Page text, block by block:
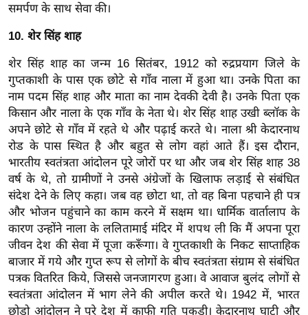
ले
न
शि
प
रा
ज
नी
ति
वि
श्ले
ष
ण
स
म
सा
म
समर्पण के साथ सेवा की।
10. शेर सिंह शाह
शेर सिंह शाह का जन्म 16 सितंबर, 1912 को रुद्रप्रयाग जिले के
गुप्तकाशी के पास एक छोटे से गाँव नाला में हुआ था। उनके पिता का
नाम पदम सिंह शाह और माता का नाम देवकी देवी है। उनके पिता एक
किसान और नाला के एक गाँव के नेता थे। शेर सिंह शाह उखी ब्लॉक के
अपने छोटे से गाँव में रहते थे और पढ़ाई करते थे। नाला श्री केदारनाथ
रोड के पास स्थित है और बहुत से लोग वहां आते हैं। इस दौरान,
भारतीय स्वतंत्रता आंदोलन पूरे जोरों पर था और जब शेर सिंह शाह 38
वर्ष के थे, तो ग्रामीणों ने उनसे अंग्रेजों के खिलाफ लड़ाई से संबंधित
संदेश देने के लिए कहा। जब वह छोटा था, तो वह बिना पहचाने ही पत्र
और भोजन पहुंचाने का काम करने में सक्षम था। धार्मिक वार्तालाप के
कारण उन्होंने नाला के ललितामाई मंदिर में शपथ ली कि मैं अपना पूरा
जीवन देश की सेवा में पूजा करूँगा। वे गुप्तकाशी के निकट साप्ताहिक
बाजार में गये और गुप्त रूप से लोगों के बीच स्वतंत्रता संग्राम से संबंधित
पत्रक वितरित किये, जिससे जनजागरण हुआ। वे आवाज बुलंद लोगों से
स्वतंत्रता आंदोलन में भाग लेने की अपील करते थे। 1942 में, भारत
छोड़ो आंदोलन ने पूरे देश में काफी गति पकड़ी। केदारनाथ घाटी और